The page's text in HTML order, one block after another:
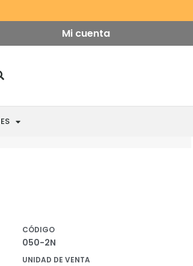
Mi cuenta
CÓDIGO
050-2N
UNIDAD DE VENTA